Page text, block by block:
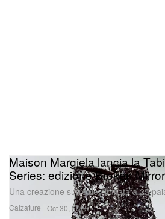
Calzature
Maison Margiela lancia la
Series: edizione Broken Mirror
Una creazione surreale, limitata a 25
Oct 30, 2025